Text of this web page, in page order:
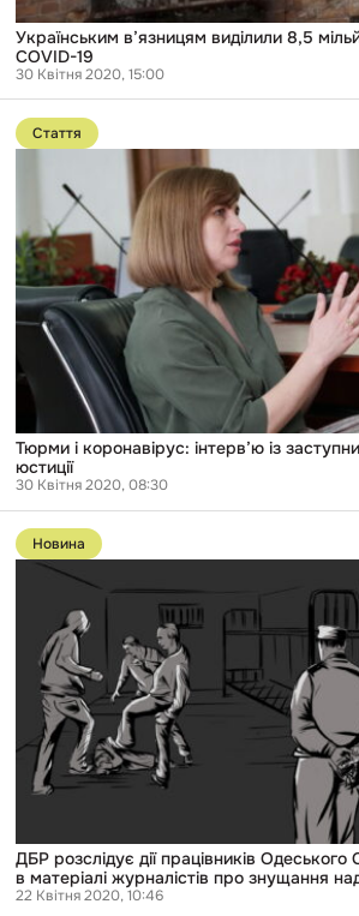
Українським в’язницям виділили 8,5
COVID-19
30 Квітня 2020, 15:00
Перейти
до
публікації
коронавірус:
інтерв’ю
заступницею
міністра
юстиції
Стаття
Тюрми і коронавірус: інтерв’ю із
юстиції
30 Квітня 2020, 08:30
Перейти
до
публікації
працівників
Одеського
СІЗО,
фігурували
матеріалі
журналістів
про
в’язнями
Новина
ДБР розслідує дії працівників Одеського
в матеріалі журналістів про знущання
22 Квітня 2020, 10:46